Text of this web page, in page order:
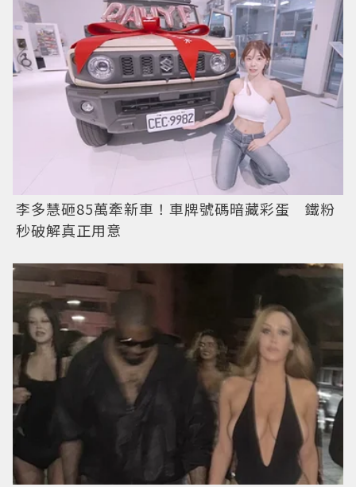
李多慧砸85萬牽新車！車牌號碼暗藏彩蛋 鐵粉
秒破解真正用意